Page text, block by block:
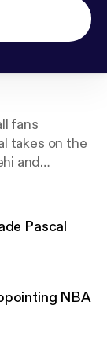
fans
takes on the
and
Pascal
NBA